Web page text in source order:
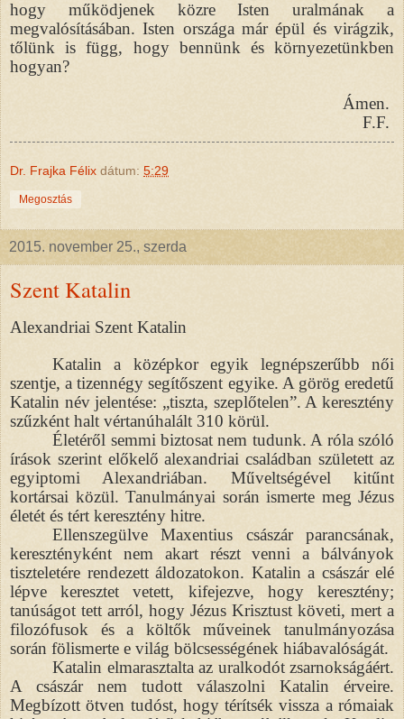
hogy működjenek közre Isten uralmának a
megvalósításában. Isten országa már épül és virágzik,
tőlünk is függ, hogy bennünk és környezetünkben
hogyan?
Ámen.
F.F.
Dr. Frajka Félix dátum: 5:29
Megosztás
2015. november 25., szerda
Szent Katalin
Alexandriai Szent Katalin
Katalin a középkor egyik legnépszerűbb női
szentje, a tizennégy segítőszent egyike. A görög eredetű
Katalin név jelentése: „tiszta, szeplőtelen”. A keresztény
szűzként halt vértanúhalált 310 körül.
Életéről semmi biztosat nem tudunk. A róla szóló
írások szerint előkelő alexandriai családban született az
egyiptomi Alexandriában. Műveltségével kitűnt
kortársai közül. Tanulmányai során ismerte meg Jézus
életét és tért keresztény hitre.
Ellenszegülve Maxentius császár parancsának,
keresztényként nem akart részt venni a bálványok
tiszteletére rendezett áldozatokon. Katalin a császár elé
lépve keresztet vetett, kifejezve, hogy keresztény;
tanúságot tett arról, hogy Jézus Krisztust követi, mert a
filozófusok és a költők műveinek tanulmányozása
során fölismerte e világ bölcsességének hiábavalóságát.
Katalin elmarasztalta az uralkodót zsarnokságáért.
A császár nem tudott válaszolni Katalin érveire.
Megbízott ötven tudóst, hogy térítsék vissza a rómaiak